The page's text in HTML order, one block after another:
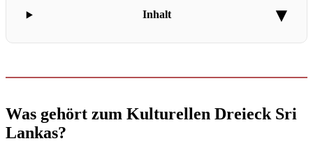
Inhalt
Was gehört zum Kulturellen Dreieck Sri
Lankas?